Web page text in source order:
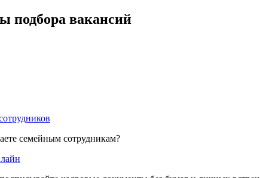
подбора вакансий
семейным сотрудникам?